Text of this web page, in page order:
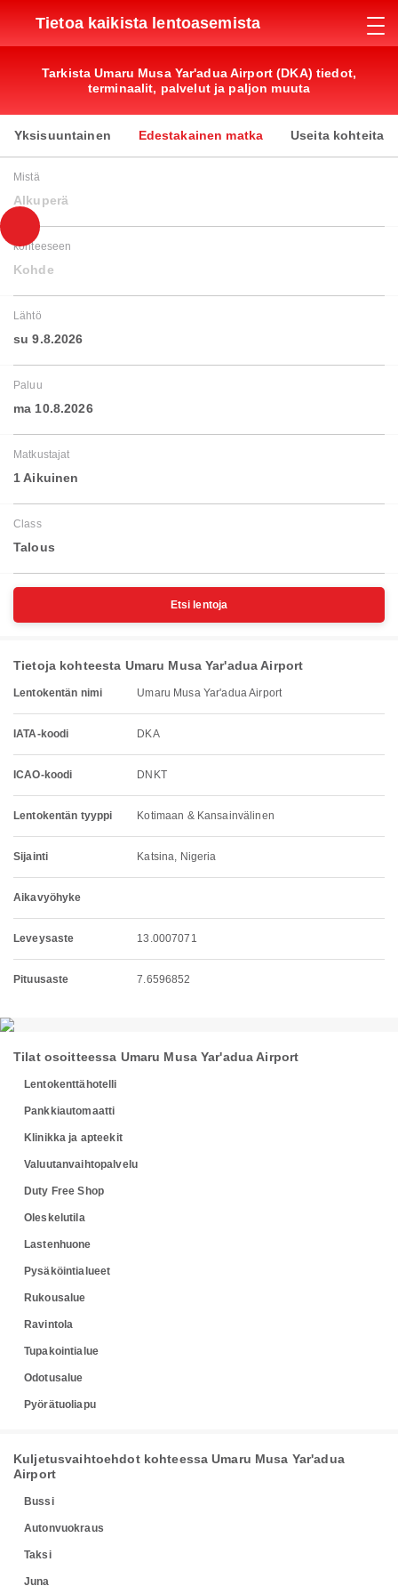
Tietoa kaikista lentoasemista
Tarkista Umaru Musa Yar'adua Airport (DKA) tiedot,
terminaalit, palvelut ja paljon muuta
Yksisuuntainen Edestakainen matka Useita kohteita
Mistä
Alkuperä
kohteeseen
Kohde
Lähtö
su 9.8.2026
Paluu
ma 10.8.2026
Matkustajat
1 Aikuinen
Class
Talous
Etsi lentoja
Tietoja kohteesta Umaru Musa Yar'adua Airport
Lentokentän nimi Umaru Musa Yar'adua Airport
IATA-koodi DKA
ICAO-koodi DNKT
Lentokentän tyyppi Kotimaan & Kansainvälinen
Sijainti Katsina, Nigeria
Aikavyöhyke
Leveysaste 13.0007071
Pituusaste 7.6596852
Tilat osoitteessa Umaru Musa Yar'adua Airport
Lentokenttähotelli
Pankkiautomaatti
Klinikka ja apteekit
Valuutanvaihtopalvelu
Duty Free Shop
Oleskelutila
Lastenhuone
Pysäköintialueet
Rukousalue
Ravintola
Tupakointialue
Odotusalue
Pyörätuoliapu
Kuljetusvaihtoehdot kohteessa Umaru Musa Yar'adua
Airport
Bussi
Autonvuokraus
Taksi
Juna